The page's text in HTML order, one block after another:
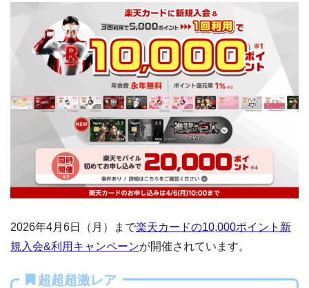
2026年4月6日（月）まで楽天カードの10,000ポイント新
規入会&利用キャンペーンが開催されています。
超超超激レア